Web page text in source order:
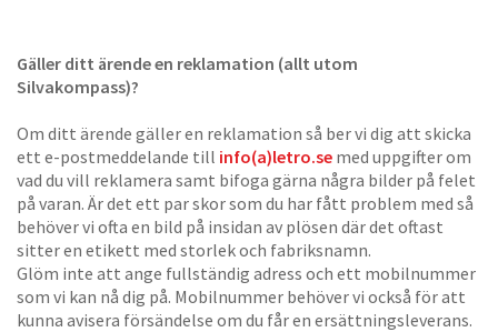
Gäller ditt ärende en reklamation (allt utom
Silvakompass)?
Om ditt ärende gäller en reklamation så ber vi dig att skicka
ett e-postmeddelande till info(a)letro.se med uppgifter om
vad du vill reklamera samt bifoga gärna några bilder på felet
på varan. Är det ett par skor som du har fått problem med så
behöver vi ofta en bild på insidan av plösen där det oftast
sitter en etikett med storlek och fabriksnamn.
Glöm inte att ange fullständig adress och ett mobilnummer
som vi kan nå dig på. Mobilnummer behöver vi också för att
kunna avisera försändelse om du får en ersättningsleverans.